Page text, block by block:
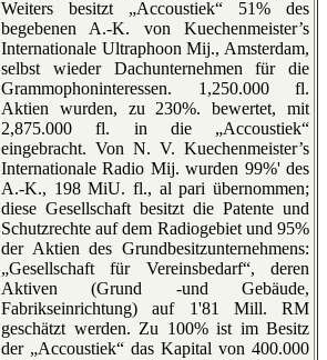
Weiters besitzt „Accoustiek“ 51% des
begebenen A.-K. von Kuechenmeister’s
Internationale Ultraphoon Mij., Amsterdam,
selbst wieder Dachunternehmen für die
Grammophoninteressen. 1,250.000 fl.
Aktien wurden, zu 230%. bewertet, mit
2,875.000 fl. in die „Accoustiek“
eingebracht. Von N. V. Kuechenmeister’s
Internationale Radio Mij. wurden 99%' des
A.-K., 198 MiU. fl., al pari übernommen;
diese Gesellschaft besitzt die Patente und
Schutzrechte auf dem Radiogebiet und 95%
der Aktien des Grundbesitzunternehmens:
„Gesellschaft für Vereinsbedarf“, deren
Aktiven (Grund -und Gebäude,
Fabrikseinrichtung) auf 1'81 Mill. RM
geschätzt werden. Zu 100% ist im Besitz
der „Accoustiek“ das Kapital von 400.000